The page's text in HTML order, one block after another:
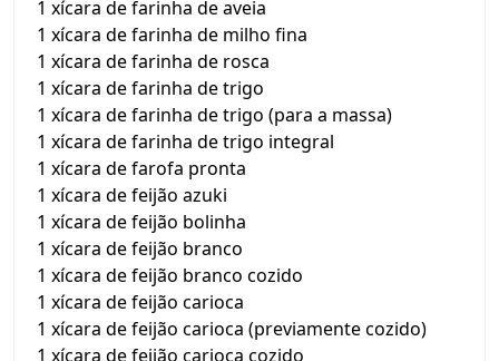
1 xícara de farinha de aveia
1 xícara de farinha de milho fina
1 xícara de farinha de rosca
1 xícara de farinha de trigo
1 xícara de farinha de trigo (para a massa)
1 xícara de farinha de trigo integral
1 xícara de farofa pronta
1 xícara de feijão azuki
1 xícara de feijão bolinha
1 xícara de feijão branco
1 xícara de feijão branco cozido
1 xícara de feijão carioca
1 xícara de feijão carioca (previamente cozido)
1 xícara de feijão carioca cozido